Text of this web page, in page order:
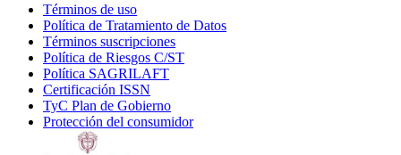
Términos de uso
in
new
window
Política de Tratamiento de Datos
Términos suscripciones
in
Política de Riesgos C/ST
Política SAGRILAFT
new
window
Certificación ISSN
in
new
TyC Plan de Gobierno
in
Protección del consumidorOpens